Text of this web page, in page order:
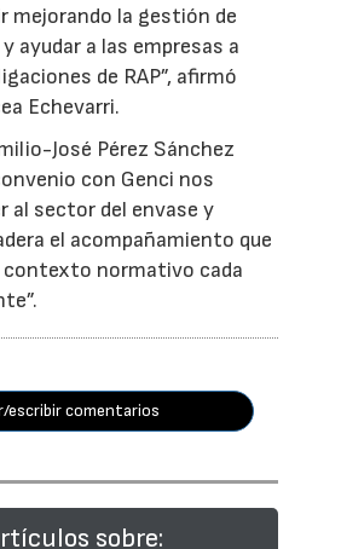
mejorando la gestión de
ayudar a las empresas a
de RAP”, afirmó
Echevarri.
José Pérez Sánchez
con Genci nos
al sector del envase y
el acompañamiento que
contexto normativo cada
escribir comentarios
sobre: